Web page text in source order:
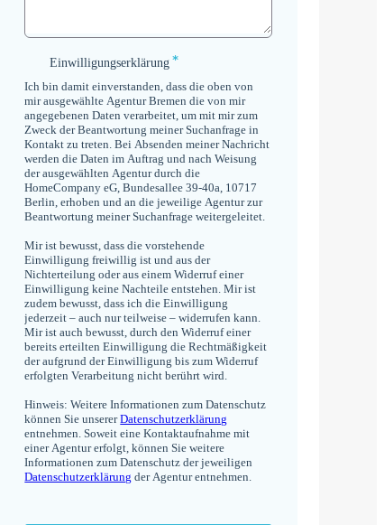
Einwilligungserklärung
Einwilligungserklärung *
Ich bin damit einverstanden, dass die oben von
mir ausgewählte Agentur Bremen die von mir
angegebenen Daten verarbeitet, um mit mir zum
Zweck der Beantwortung meiner Suchanfrage in
Kontakt zu treten. Bei Absenden meiner Nachricht
werden die Daten im Auftrag und nach Weisung
der ausgewählten Agentur durch die
HomeCompany eG, Bundesallee 39-40a, 10717
Berlin, erhoben und an die jeweilige Agentur zur
Beantwortung meiner Suchanfrage weitergeleitet.
Mir ist bewusst, dass die vorstehende
Einwilligung freiwillig ist und aus der
Nichterteilung oder aus einem Widerruf einer
Einwilligung keine Nachteile entstehen. Mir ist
zudem bewusst, dass ich die Einwilligung
jederzeit – auch nur teilweise – widerrufen kann.
Mir ist auch bewusst, durch den Widerruf einer
bereits erteilten Einwilligung die Rechtmäßigkeit
der aufgrund der Einwilligung bis zum Widerruf
erfolgten Verarbeitung nicht berührt wird.
Hinweis: Weitere Informationen zum Datenschutz
können Sie unsererDatenschutzerklärung
entnehmen. Soweit eine Kontaktaufnahme mit
einer Agentur erfolgt, können Sie weitere
Informationen zum Datenschutz der jeweiligen
Datenschutzerklärung der Agentur entnehmen.